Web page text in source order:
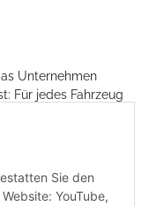
Unternehmen
Für jedes Fahrzeug
individuell.
hinzu.
gefertigt.
Sie den
YouTube,